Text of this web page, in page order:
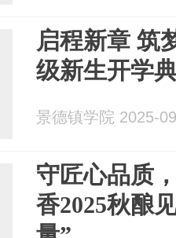
启程新章
级新生开学
景德镇学院 2025-
守匠心品质
香2025秋酿